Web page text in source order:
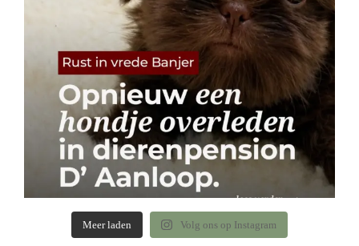
Meer laden Volg ons op Instagram